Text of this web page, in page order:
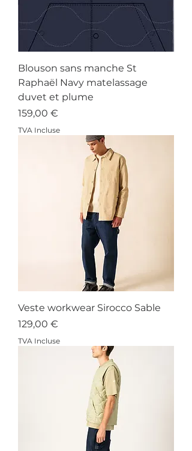
Blouson sans manche St
Raphaël Navy matelassage
duvet et plume
Prix
159,00 €
TVA Incluse
Veste workwear Sirocco Sable
Prix
129,00 €
TVA Incluse